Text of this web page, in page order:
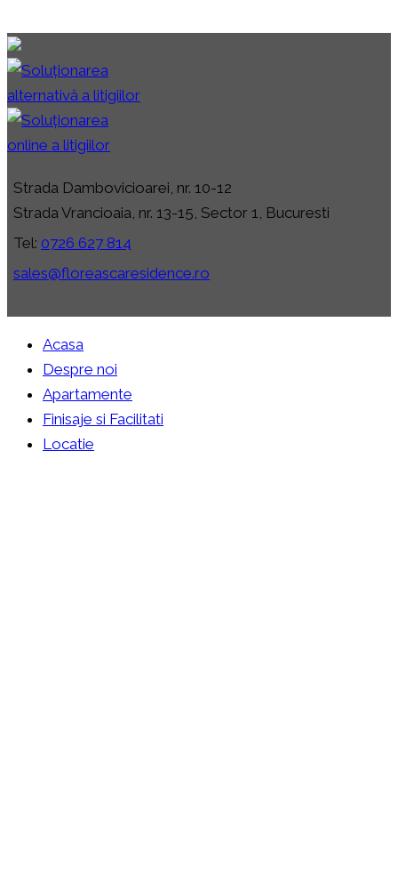
Strada Dambovicioarei, nr. 10-12
Strada Vrancioaia, nr. 13-15, Sector 1, Bucuresti
Tel: 0726 627 814
sales@floreascaresidence.ro
Acasa
Despre noi
Apartamente
Finisaje si Facilitati
Locatie